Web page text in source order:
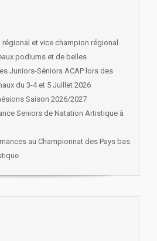
et vice champion régional
podiums et de belles
Juniors-Séniors ACAP lors des
du 3-4 et 5 Juillet 2026
Saison 2026/2027
Seniors de Natation Artistique à
au Championnat des Pays bas